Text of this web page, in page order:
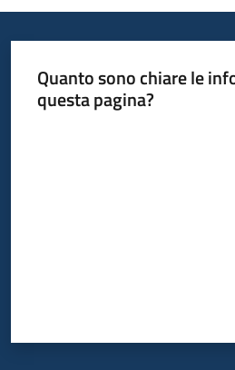
Quanto sono chiare le
questa pagina?